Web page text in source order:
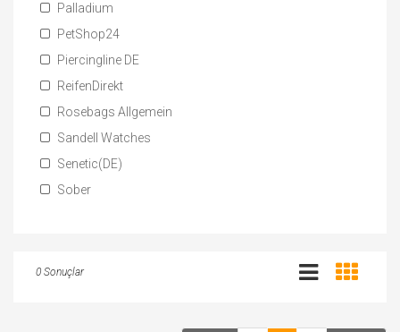
Palladium
PetShop24
Piercingline DE
ReifenDirekt
Rosebags Allgemein
Sandell Watches
Senetic(DE)
Sober
0 Sonuçlar